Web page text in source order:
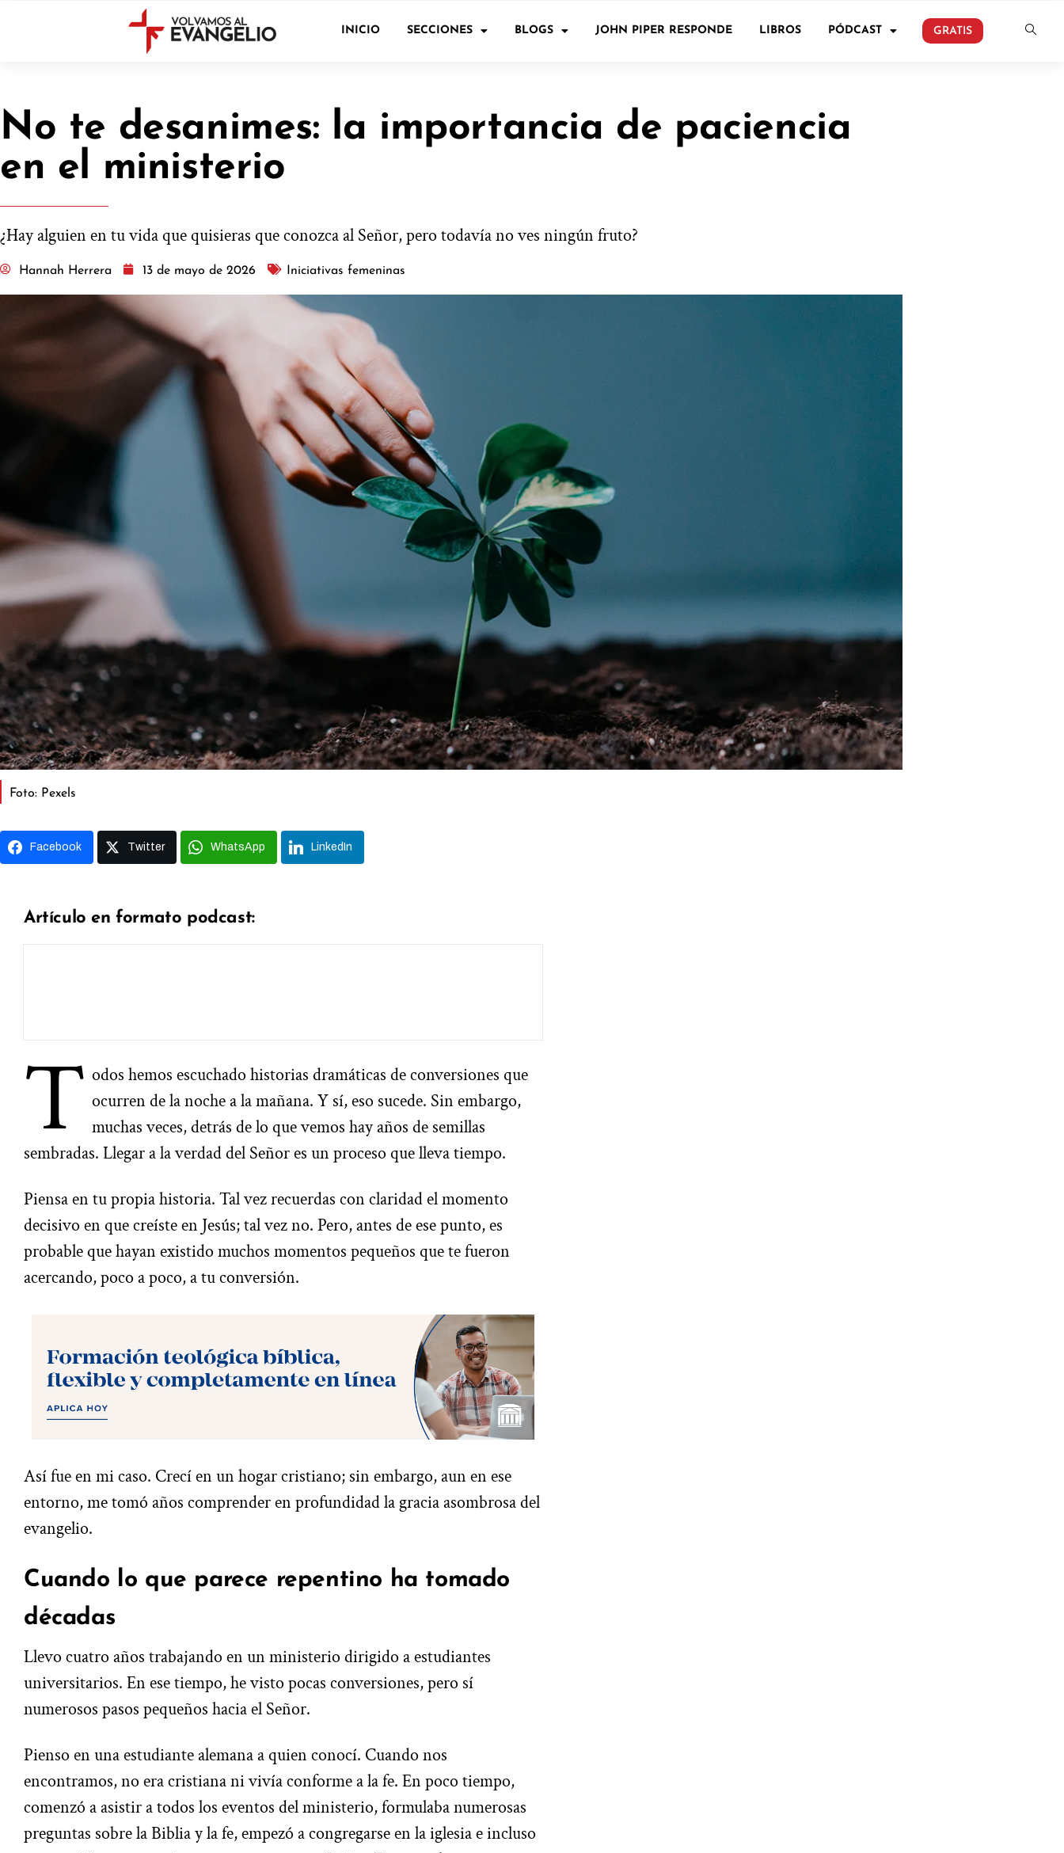
INICIO SECCIONES BLOGS JOHN PIPER RESPONDE LIBROS PÓDCAST GRATIS
No te desanimes: la importancia de paciencia
en el ministerio
¿Hay alguien en tu vida que quisieras que conozca al Señor, pero todavía no ves ningún fruto?
Hannah Herrera 13 de mayo de 2026 Iniciativas femeninas
Foto: Pexels
Facebook Twitter WhatsApp LinkedIn
Artículo en formato podcast:
T odos hemos escuchado historias dramáticas de conversiones que
ocurren de la noche a la mañana. Y sí, eso sucede. Sin embargo,
muchas veces, detrás de lo que vemos hay años de semillas
sembradas. Llegar a la verdad del Señor es un proceso que lleva tiempo.
Piensa en tu propia historia. Tal vez recuerdas con claridad el momento
decisivo en que creíste en Jesús; tal vez no. Pero, antes de ese punto, es
probable que hayan existido muchos momentos pequeños que te fueron
acercando, poco a poco, a tu conversión.
Así fue en mi caso. Crecí en un hogar cristiano; sin embargo, aun en ese
entorno, me tomó años comprender en profundidad la gracia asombrosa del
evangelio.
Cuando lo que parece repentino ha tomado
décadas
Llevo cuatro años trabajando en un ministerio dirigido a estudiantes
universitarios. En ese tiempo, he visto pocas conversiones, pero sí
numerosos pasos pequeños hacia el Señor.
Pienso en una estudiante alemana a quien conocí. Cuando nos
encontramos, no era cristiana ni vivía conforme a la fe. En poco tiempo,
comenzó a asistir a todos los eventos del ministerio, formulaba numerosas
preguntas sobre la Biblia y la fe, empezó a congregarse en la iglesia e incluso